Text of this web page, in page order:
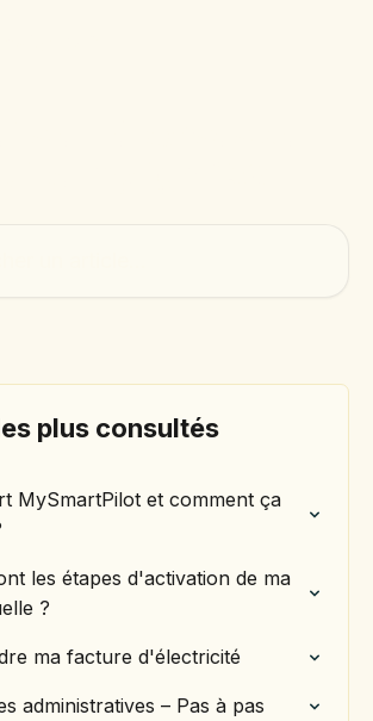
plus consultés
MySmartPilot et comment ça
les étapes d'activation de ma
?
ma facture d'électricité
administratives – Pas à pas